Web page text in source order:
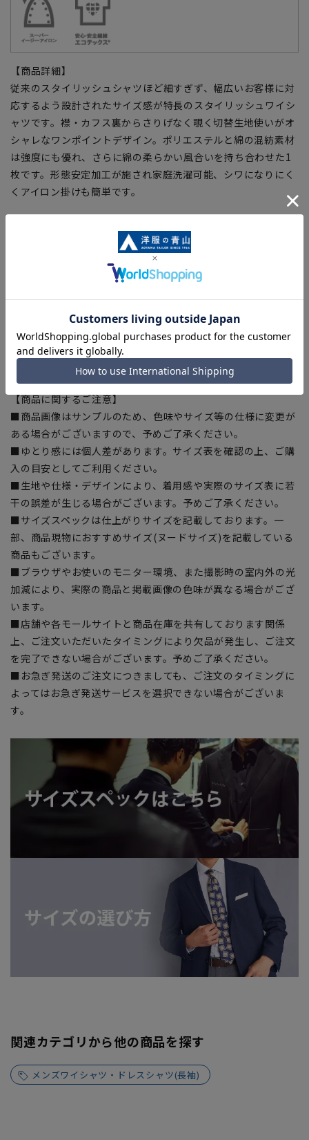
【商品詳細】
従来のスタイリッシュシャツほど細すぎず、幅広いお客様に対
応するよう設計されたサイズ感が特長のスタイリッシュワイシ
ャツです。襟・カフス裏からさりげなく覗く切替生地使いがオ
シャレなワンポイントデザイン。ポリエステルと綿の混紡素材
は強度にも優れ、さらに綿の柔らかい風合いを持ち合わせた1
枚です。形態安定加工が施され家庭洗濯可能、シワになりにく
くアイロン掛けも簡単です。
形態安定性に優れ洗濯後のアイロン掛けも簡単です。
れた、生地から付属まですべてが厳しい基準をクリアした素材
を使用。安全を安心して着用いただけます。
【シルエット】《やや細め(スッキリ)》 (当社比)
【商品に関するご注意】
■商品画像はサンプルのため、色味やサイズ等の仕様に変更が
ある場合がございますので、予めご了承ください。
■ゆとり感には個人差があります。サイズ表を確認の上、ご購
入の目安としてご利用ください。
■生地や仕様・デザインにより、着用感や実際のサイズ表に若
干の誤差が生じる場合がございます。予めご了承ください。
■サイズスペックは仕上がりサイズを記載しております。一
部、商品現物におすすめサイズ(ヌードサイズ)を記載している
商品もございます。
■ブラウザやお使いのモニター環境、また撮影時の室内外の光
加減により、実際の商品と掲載画像の色味が異なる場合がござ
います。
■店舗や各モールサイトと商品在庫を共有しております関係
上、ご注文いただいたタイミングにより欠品が発生し、ご注文
を完了できない場合がございます。予めご了承ください。
■お急ぎ発送のご注文につきましても、ご注文のタイミングに
よってはお急ぎ発送サービスを選択できない場合がございま
す。
関連カテゴリから他の商品を探す
メンズワイシャツ・ドレスシャツ(長袖)